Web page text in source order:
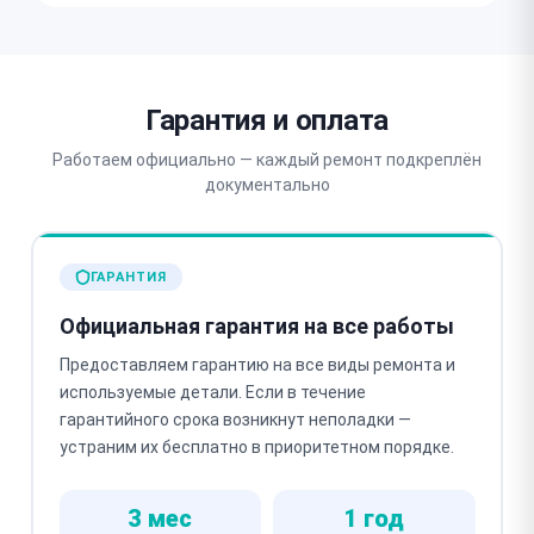
Гарантия и оплата
Работаем официально — каждый ремонт подкреплён
документально
ГАРАНТИЯ
Официальная гарантия на все работы
Предоставляем гарантию на все виды ремонта и
используемые детали. Если в течение
гарантийного срока возникнут неполадки —
устраним их бесплатно в приоритетном порядке.
3 мес 1 год